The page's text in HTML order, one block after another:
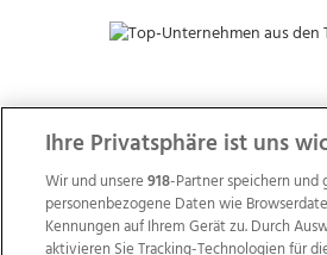
ZUR
Ihre Privatsphäre ist uns
Wir und unsere918-Partner speichern und
personenbezogene Daten wie
Kennungen auf Ihrem Gerät zu. Durch
aktivieren Sie Tracking-Technologien für